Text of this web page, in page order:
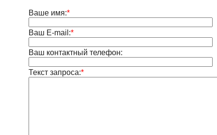
Ваше имя:*
Ваш E-mail:*
Ваш контактный телефон:
Текст запроса:*